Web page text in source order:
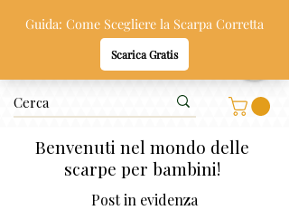
Oppi & Gi
SCARPE SANE PER BAMBINI
Benvenuti nel mondo delle
scarpe per bambini!
Post in evidenza